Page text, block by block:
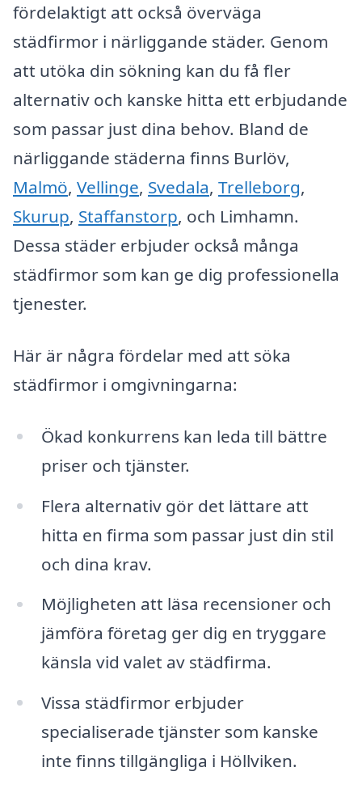
fördelaktigt att också överväga
städfirmor i närliggande städer. Genom
att utöka din sökning kan du få fler
alternativ och kanske hitta ett erbjudande
som passar just dina behov. Bland de
närliggande städerna finns Burlöv,
Malmö, Vellinge, Svedala, Trelleborg,
Skurup, Staffanstorp, och Limhamn.
Dessa städer erbjuder också många
städfirmor som kan ge dig professionella
tjenester.
Här är några fördelar med att söka
städfirmor i omgivningarna:
Ökad konkurrens kan leda till bättre
priser och tjänster.
Flera alternativ gör det lättare att
hitta en firma som passar just din stil
och dina krav.
Möjligheten att läsa recensioner och
jämföra företag ger dig en tryggare
känsla vid valet av städfirma.
Vissa städfirmor erbjuder
specialiserade tjänster som kanske
inte finns tillgängliga i Höllviken.